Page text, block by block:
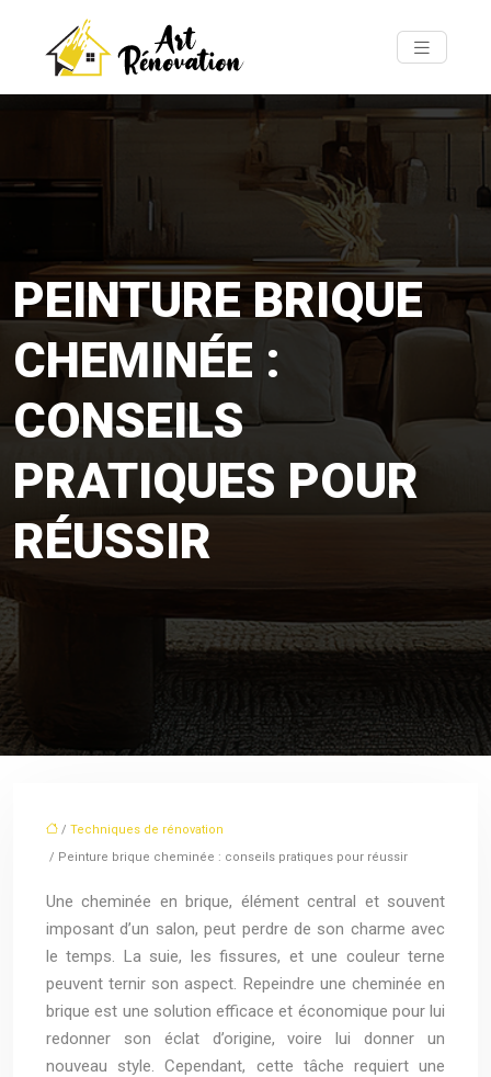
PEINTURE BRIQUE
CHEMINÉE :
CONSEILS
PRATIQUES POUR
RÉUSSIR
/ Techniques de rénovation
/ Peinture brique cheminée : conseils pratiques pour réussir
Une cheminée en brique, élément central et souvent
imposant d’un salon, peut perdre de son charme avec
le temps. La suie, les fissures, et une couleur terne
peuvent ternir son aspect. Repeindre une cheminée en
brique est une solution efficace et économique pour lui
redonner son éclat d’origine, voire lui donner un
nouveau style. Cependant, cette tâche requiert une